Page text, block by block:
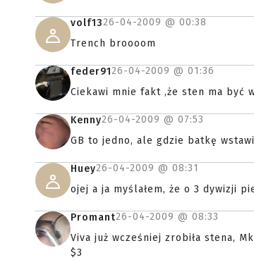
volf1326-04-2009 @ 00:38
Trench broooom
feder9126-04-2009 @ 01:36
Ciekawi mnie fakt ,że sten ma być
Kenny26-04-2009 @ 07:53
GB to jedno, ale gdzie batkę
Huey26-04-2009 @ 08:31
ojej a ja myślałem, że o 3 dywizji
Promant26-04-2009 @ 08:33
Viva już wcześniej zrobiła stena,
$3